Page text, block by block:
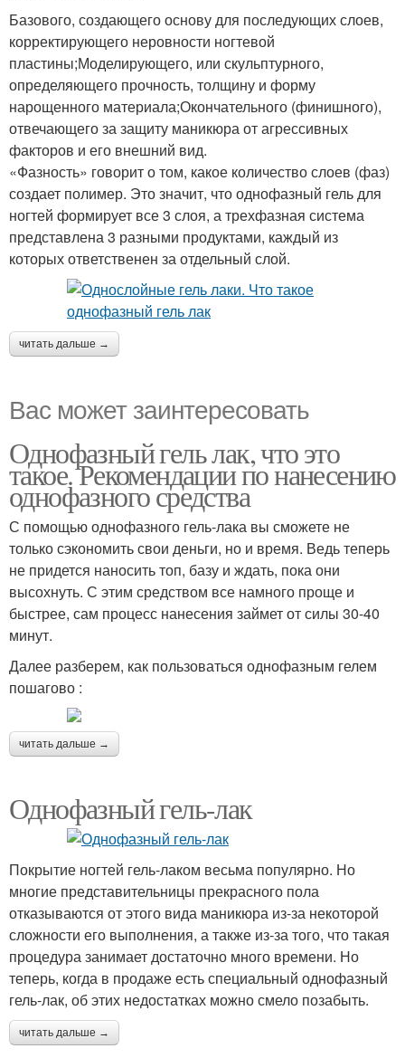
Базового, создающего основу для последующих слоев,
корректирующего неровности ногтевой
пластины;Моделирующего, или скульптурного,
определяющего прочность, толщину и форму
нарощенного материала;Окончательного (финишного),
отвечающего за защиту маникюра от агрессивных
факторов и его внешний вид.
«Фазность» говорит о том, какое количество слоев (фаз)
создает полимер. Это значит, что однофазный гель для
ногтей формирует все 3 слоя, а трехфазная система
представлена 3 разными продуктами, каждый из
которых ответственен за отдельный слой.
читать дальше →
Вас может заинтересовать
Однофазный гель лак, что это
такое. Рекомендации по нанесению
однофазного средства
С помощью однофазного гель-лака вы сможете не
только сэкономить свои деньги, но и время. Ведь теперь
не придется наносить топ, базу и ждать, пока они
высохнуть. С этим средством все намного проще и
быстрее, сам процесс нанесения займет от силы 30-40
минут.
Далее разберем, как пользоваться однофазным гелем
пошагово :
читать дальше →
Однофазный гель-лак
Покрытие ногтей гель-лаком весьма популярно. Но
многие представительницы прекрасного пола
отказываются от этого вида маникюра из-за некоторой
сложности его выполнения, а также из-за того, что такая
процедура занимает достаточно много времени. Но
теперь, когда в продаже есть специальный однофазный
гель-лак, об этих недостатках можно смело позабыть.
читать дальше →